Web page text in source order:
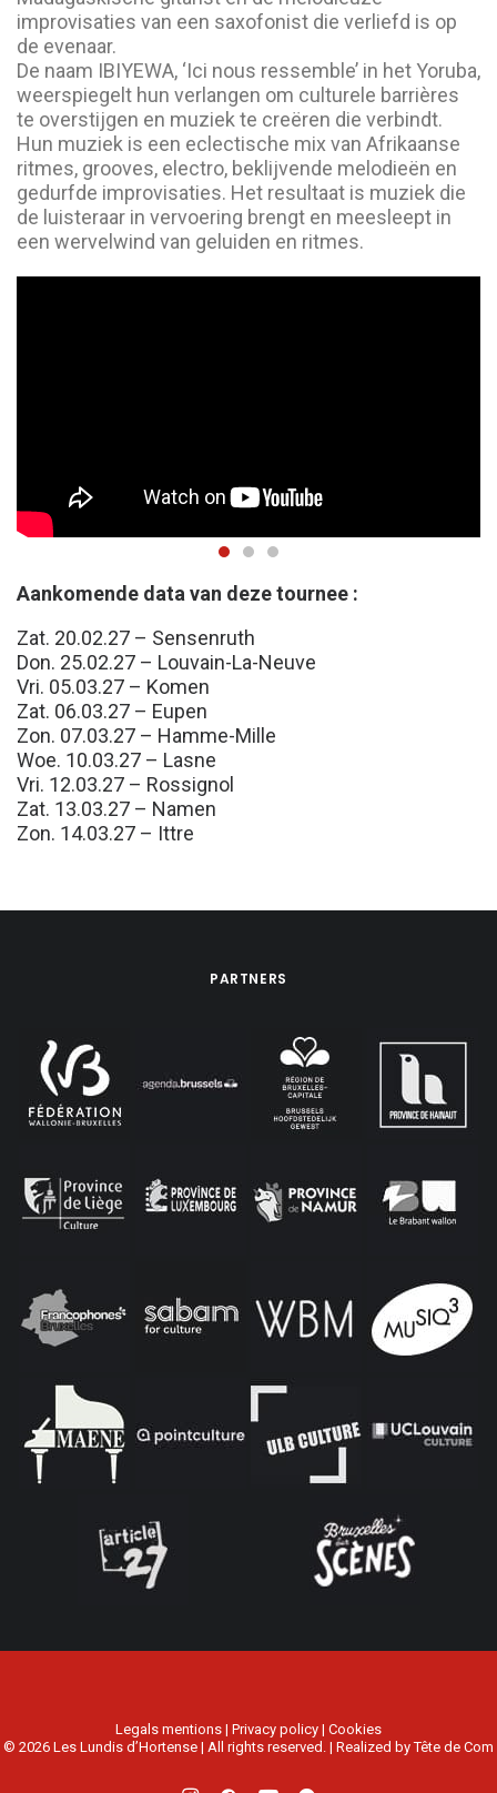
improvisaties van een saxofonist die verliefd is op
de evenaar.
De naam IBIYEWA, ‘Ici nous ressemble’ in het Yoruba,
weerspiegelt hun verlangen om culturele barrières
te overstijgen en muziek te creëren die verbindt.
Hun muziek is een eclectische mix van Afrikaanse
ritmes, grooves, electro, beklijvende melodieën en
gedurfde improvisaties. Het resultaat is muziek die
de luisteraar in vervoering brengt en meesleept in
een wervelwind van geluiden en ritmes.
Aankomende data van deze tournee :
Zat. 20.02.27 – Sensenruth
Don. 25.02.27 – Louvain-La-Neuve
Vri. 05.03.27 – Komen
Zat. 06.03.27 – Eupen
Zon. 07.03.27 – Hamme-Mille
Woe. 10.03.27 – Lasne
Vri. 12.03.27 – Rossignol
Zat. 13.03.27 – Namen
Zon. 14.03.27 – Ittre
PARTNERS
Legals mentions | Privacy policy | Cookies
© 2026 Les Lundis d’Hortense | All rights reserved. | Realized byTête de Com